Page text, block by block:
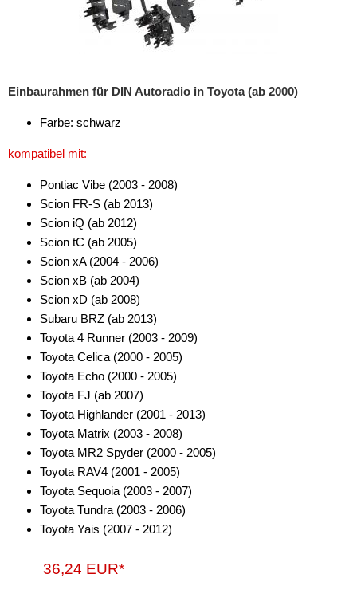
Lautsprecheradapter
Lautsprecherkabel
Lautsprecherringe
Lenkradadapter
Marderschutz
Multimediainterface
Parkscheiben
Radioadapter
Radioblenden
für Acura
für Alfa Romeo
für Audi
für BMW
für Buick
für Cadillac
für Chevrolet
für Chrysler
Einbaurahmen für DIN Autoradio in Toyota (ab 2000)
Farbe: schwarz
kompatibel mit:
Pontiac Vibe (2003 - 2008)
Scion FR-S (ab 2013)
Scion iQ (ab 2012)
Scion tC (ab 2005)
Scion xA (2004 - 2006)
Scion xB (ab 2004)
Scion xD (ab 2008)
Subaru BRZ (ab 2013)
Toyota 4 Runner (2003 - 2009)
Toyota Celica (2000 - 2005)
Toyota Echo (2000 - 2005)
Toyota FJ (ab 2007)
Toyota Highlander (2001 - 2013)
Toyota Matrix (2003 - 2008)
Toyota MR2 Spyder (2000 - 2005)
Toyota RAV4 (2001 - 2005)
Toyota Sequoia (2003 - 2007)
Toyota Tundra (2003 - 2006)
Toyota Yais (2007 - 2012)
36,24 EUR*